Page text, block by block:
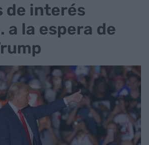
de interés
a la espera de